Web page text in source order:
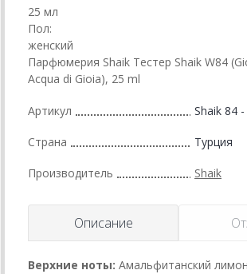
25 мл
Пол:
женский
Парфюмерия Shaik Тестер Shaik W84
Acqua di Gioia), 25 ml
Артикул Shaik 84
Страна Турция
Производитель Shaik
Описание
Верхние ноты: Амальфитанский